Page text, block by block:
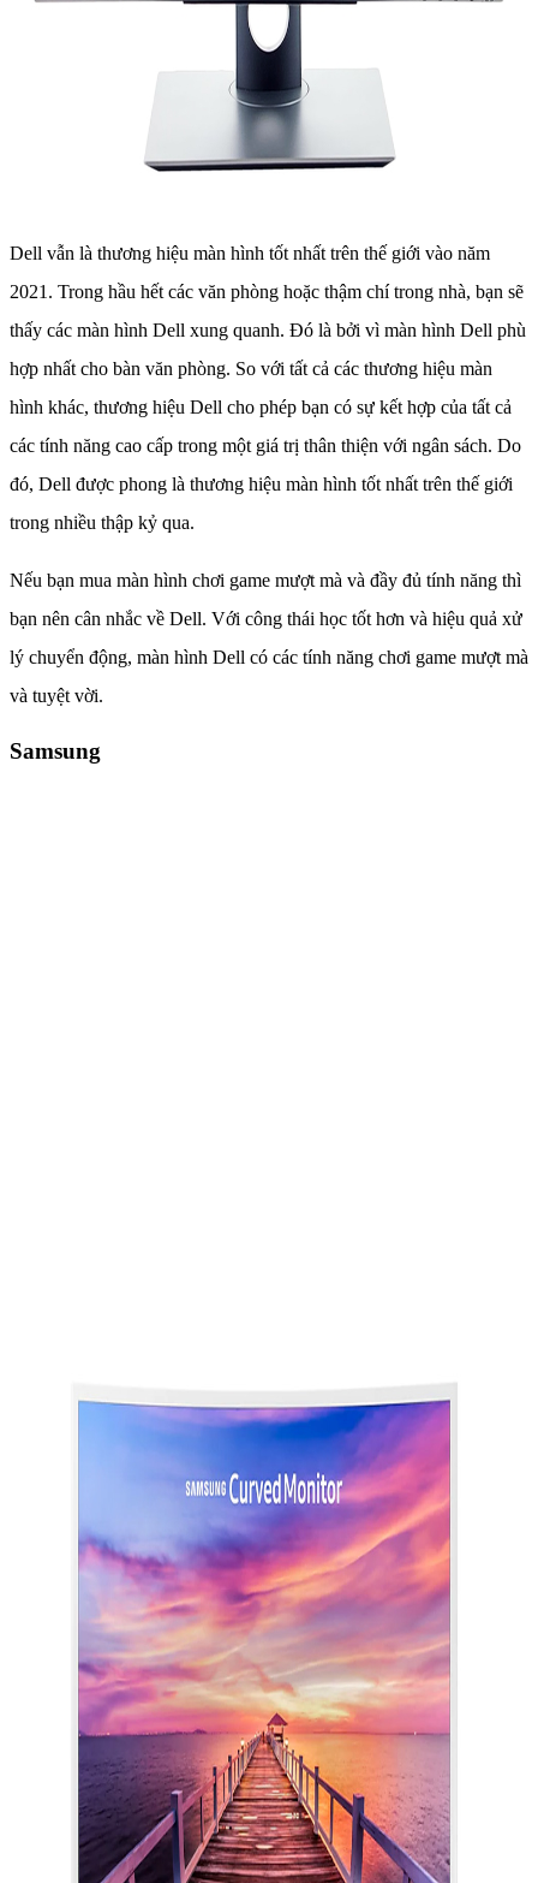
Dell vẫn là thương hiệu màn hình tốt nhất trên thế giới vào năm
2021. Trong hầu hết các văn phòng hoặc thậm chí trong nhà, bạn sẽ
thấy các màn hình Dell xung quanh. Đó là bởi vì màn hình Dell phù
hợp nhất cho bàn văn phòng. So với tất cả các thương hiệu màn
hình khác, thương hiệu Dell cho phép bạn có sự kết hợp của tất cả
các tính năng cao cấp trong một giá trị thân thiện với ngân sách. Do
đó, Dell được phong là thương hiệu màn hình tốt nhất trên thế giới
trong nhiều thập kỷ qua.
Nếu bạn mua màn hình chơi game mượt mà và đầy đủ tính năng thì
bạn nên cân nhắc về Dell. Với công thái học tốt hơn và hiệu quả xử
lý chuyển động, màn hình Dell có các tính năng chơi game mượt mà
và tuyệt vời.
Samsung